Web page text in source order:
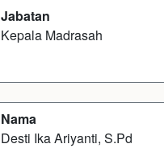
Jabatan
Kepala Madrasah
Nama
Desti Ika Ariyanti, S.Pd